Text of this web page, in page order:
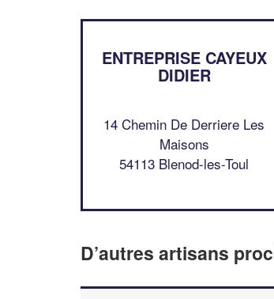
ENTREPRISE CAYEUX
DIDIER
14 Chemin De Derriere Les
Maisons
54113 Blenod-les-Toul
D’autres artisans